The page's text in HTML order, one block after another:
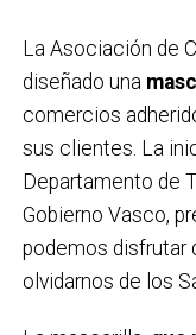
Solobarria para las
17:30 XV
de Abarka en la
18:00 Espectáculo
Skywalker en la
18:30 VII
frontones de
18:30 Pasacalles
19:00 Txitxarrillo
La Asociación de
diseñado una
comercios
sus clientes. La
Departamento de
Gobierno Vasco,
podemos disfrutar
olvidarnos de los